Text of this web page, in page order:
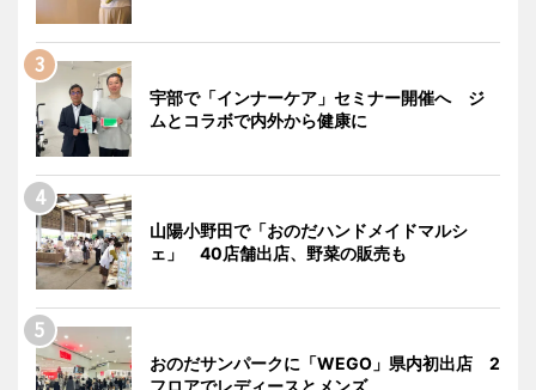
宇部で「インナーケア」セミナー開催へ ジ
ムとコラボで内外から健康に
山陽小野田で「おのだハンドメイドマルシ
ェ」 40店舗出店、野菜の販売も
おのだサンパークに「WEGO」県内初出店 2